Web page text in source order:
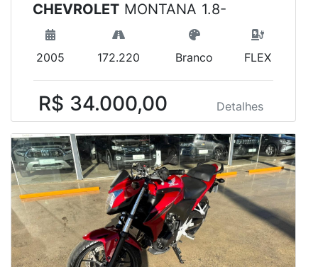
CHEVROLET MONTANA 1.8-
2005 172.220 Branco FLEX
R$ 34.000,00 Detalhes